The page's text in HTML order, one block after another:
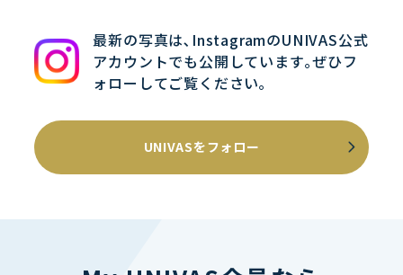
最新の写真は､InstagramのUNIVAS公式
アカウントでも公開しています｡ぜひフ
ォローしてご覧ください｡
UNIVASをフォロー